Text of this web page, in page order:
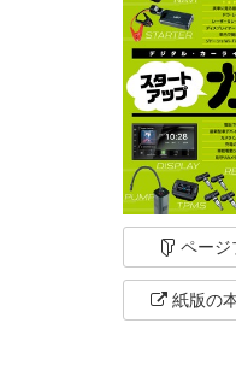
ページ
紙版の